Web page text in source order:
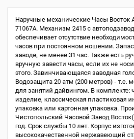
Наручные механические Часы Восток
71067A. Механизм 2415 с
обеспечивает отсутствие
часов при постоянном ношении.
заводе, не менее:31 час. Также есть
вручную завести часы, если их не
этого. Завинчивающаяся заводная
Водозащита 20 атм (200 метров) - т.е.
для занятий дайвингом. В комплекте:
изделие, классическая пластиковая
упаковка или картонная упаковка.
Чистопольский Часовой Завод
год. Срок службы 10 лет. Корпус
высококачественной нержавеющий